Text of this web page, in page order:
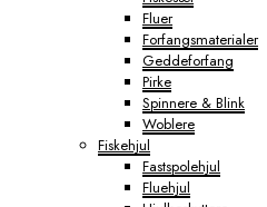
Fluer
Forfangsmaterialer
Geddeforfang
Pirke
Spinnere & Blink
Woblere
Fiskehjul
Fastspolehjul
Fluehjul